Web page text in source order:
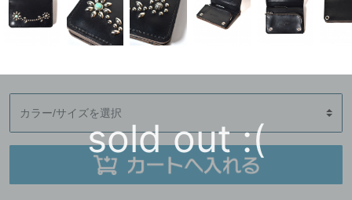
sold out :(